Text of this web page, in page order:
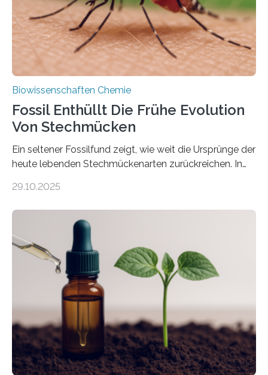
mit scheibenförmiger Gestalt. Was auffällig ist: Die
nächsten…
Biowissenschaften Chemie
Fossil Enthüllt Die Frühe Evolution
Von Stechmücken
Ein seltener Fossilfund zeigt, wie weit die Ursprünge der
heute lebenden Stechmückenarten zurückreichen. In
Forschende die bisher älteste bekannte Stechmücken-
Region Kachin in Myanmar und hat sich in
ausgezeichnetem Zustand erhalten. Es konnte als neue
Art einer neuen Gattung beschrieben werden und trägt
nun den Namen Cretosabethes primaevus. Dieser erste
fossile Nachweis einer Stechmückenlarve in Bernstein
stellt gleichzeitig den ersten Fossilfund einer
Mückenlarve aus dem Mesozoikum dar, denn…
29.10.2025